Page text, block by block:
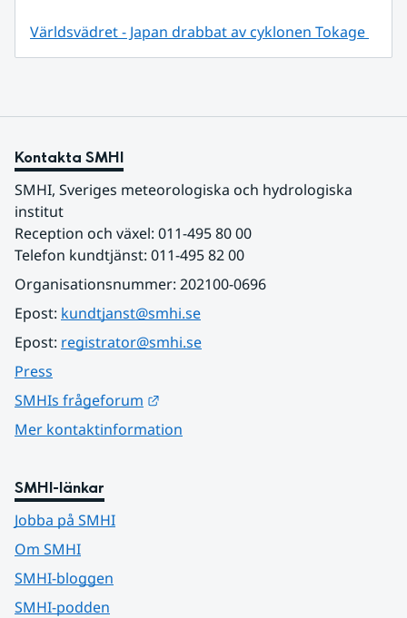
Världsvädret - Japan drabbat av cyklonen Tokage
Kontakta SMHI
SMHI, Sveriges meteorologiska och hydrologiska
institut
Reception och växel: 011-495 80 00
Telefon kundtjänst: 011-495 82 00
Organisationsnummer: 202100-0696
Epost: kundtjanst@smhi.se
Epost: registrator@smhi.se
Press
SMHIs frågeforum
Mer kontaktinformation
SMHI-länkar
Jobba på SMHI
Om SMHI
SMHI-bloggen
SMHI-podden